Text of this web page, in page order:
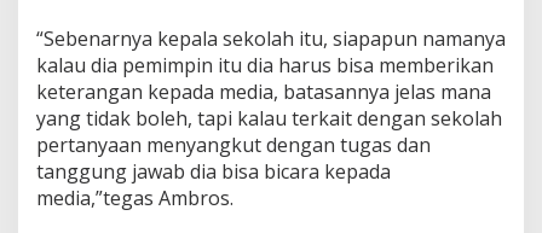
“Sebenarnya kepala sekolah itu, siapapun namanya
kalau dia pemimpin itu dia harus bisa memberikan
keterangan kepada media, batasannya jelas mana
yang tidak boleh, tapi kalau terkait dengan sekolah
pertanyaan menyangkut dengan tugas dan
tanggung jawab dia bisa bicara kepada
media,”tegas Ambros.